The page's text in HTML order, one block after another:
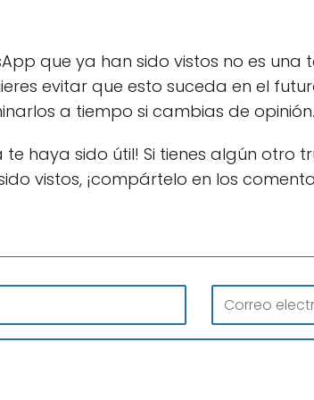
que ya han sido vistos no es
evitar que esto suceda en el
a tiempo si cambias de opinión.
te haya sido útil! Si tienes algún otro
vistos, ¡compártelo en los